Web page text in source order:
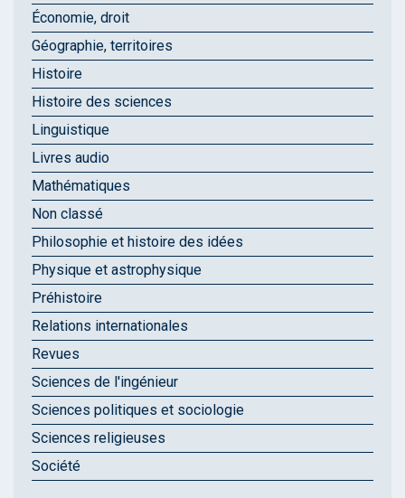
Économie, droit
Géographie, territoires
Histoire
Histoire des sciences
Linguistique
Livres audio
Mathématiques
Non classé
Philosophie et histoire des idées
Physique et astrophysique
Préhistoire
Relations internationales
Revues
Sciences de l'ingénieur
Sciences politiques et sociologie
Sciences religieuses
Société